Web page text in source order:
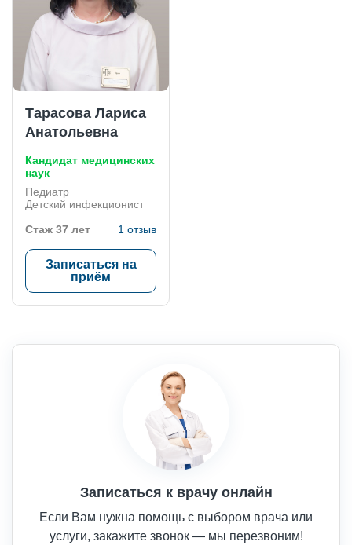
Тарасова Лариса
Анатольевна
Кандидат медицинских
наук
Педиатр
Детский инфекционист
Стаж 37 лет
1 отзыв
Записаться на
приём
Записаться к врачу онлайн
Если Вам нужна помощь с выбором врача или
услуги, закажите звонок — мы перезвоним!